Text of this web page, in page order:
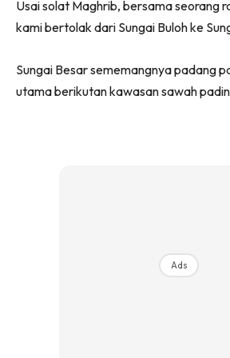
Usai solat Maghrib, bersama seorang
kami bertolak dari Sungai Buloh ke
Sungai Besar sememangnya padang
utama berikutan kawasan sawah
Ads